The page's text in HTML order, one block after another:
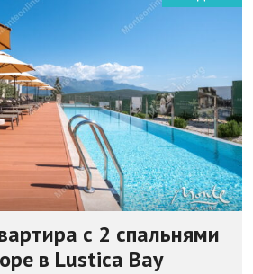
с 2 спальнями
в Lustica Bay